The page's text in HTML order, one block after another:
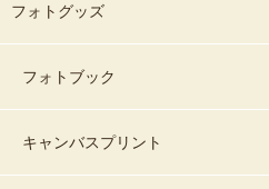
フォトグッズ
フォトブック
キャンバスプリント